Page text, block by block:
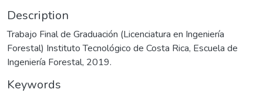
Description
Trabajo Final de Graduación (Licenciatura en Ingeniería
Forestal) Instituto Tecnológico de Costa Rica, Escuela de
Ingeniería Forestal, 2019.
Keywords